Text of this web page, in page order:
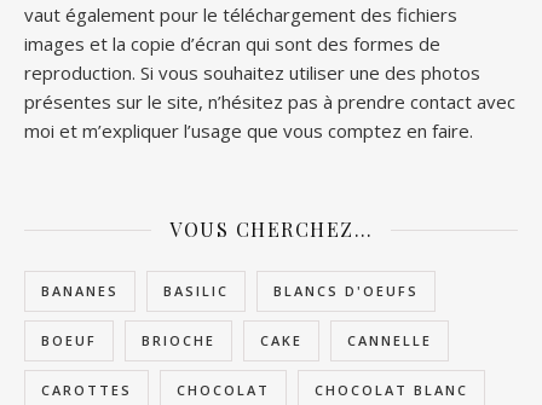
vaut également pour le téléchargement des fichiers
images et la copie d’écran qui sont des formes de
reproduction. Si vous souhaitez utiliser une des photos
présentes sur le site, n’hésitez pas à prendre contact avec
moi et m’expliquer l’usage que vous comptez en faire.
VOUS CHERCHEZ…
BANANES BASILIC BLANCS D'OEUFS
BOEUF BRIOCHE CAKE CANNELLE
CAROTTES CHOCOLAT CHOCOLAT BLANC